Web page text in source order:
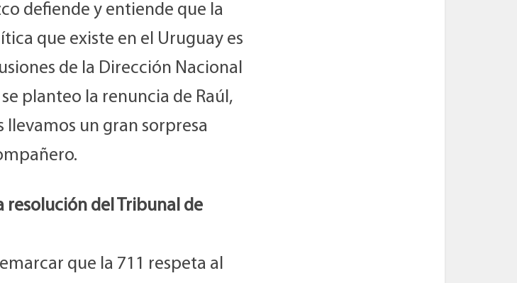
defiende y entiende que la
que existe en el Uruguay es
de la Dirección Nacional
planteo la renuncia de Raúl,
llevamos un gran sorpresa
resolución del Tribunal de
que la 711 respeta al